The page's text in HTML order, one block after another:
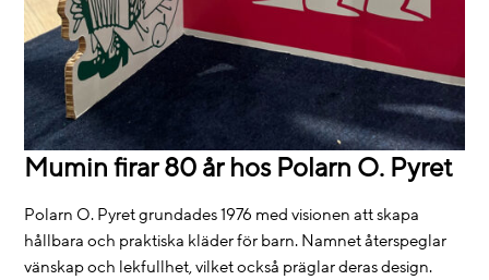
Mumin firar 80 år hos Polarn O. Pyret
Polarn O. Pyret grundades 1976 med visionen att skapa
hållbara och praktiska kläder för barn. Namnet återspeglar
vänskap och lekfullhet, vilket också präglar deras design.